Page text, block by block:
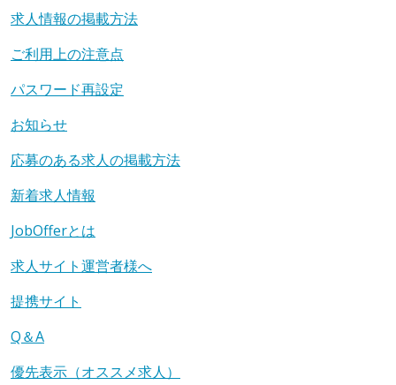
求人情報の掲載方法
ご利用上の注意点
パスワード再設定
お知らせ
応募のある求人の掲載方法
新着求人情報
JobOfferとは
求人サイト運営者様へ
提携サイト
Q＆A
優先表示（オススメ求人）